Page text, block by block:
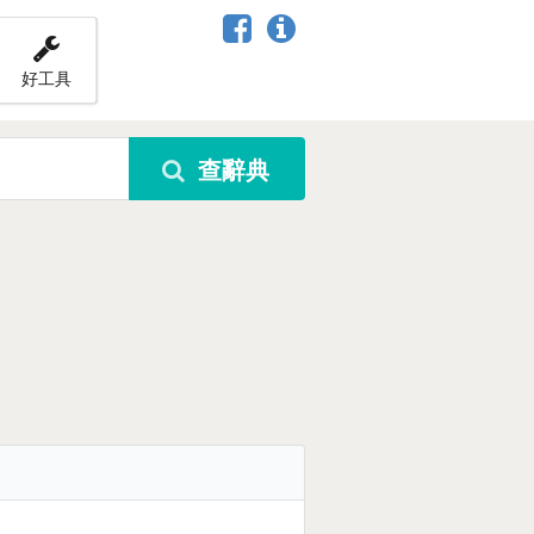
好工具
查辭典